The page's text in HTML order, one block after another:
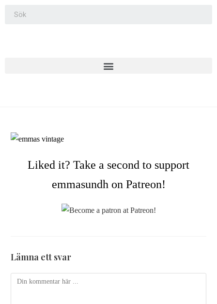
Liked it? Take a second to support
emmasundh on Patreon!
Lämna ett svar